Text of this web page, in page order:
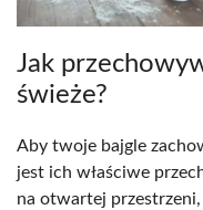
Jak
świeże?
Aby twoje bajgle
jest ich właściwe
na otwartej